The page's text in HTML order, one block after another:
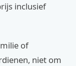
inclusief
of
niet om